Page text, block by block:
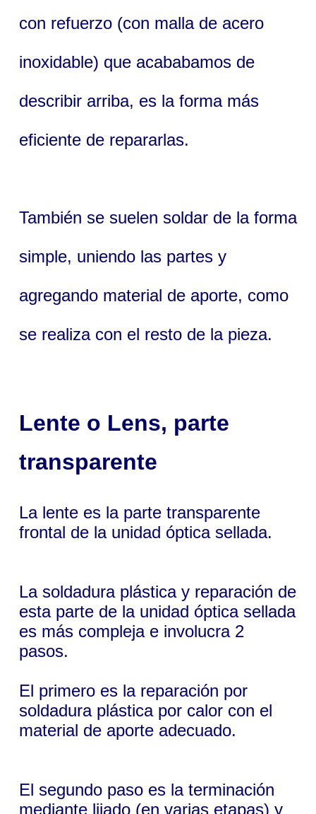
con refuerzo (con malla de acero
inoxidable) que acababamos de
describir arriba, es la forma más
eficiente de repararlas.
También se suelen soldar de la forma
simple, uniendo las partes y
agregando material de aporte, como
se realiza con el resto de la pieza.
Lente o Lens, parte
transparente
La lente es la parte transparente
frontal de la unidad óptica sellada.
La soldadura plástica y reparación de
esta parte de la unidad óptica sellada
es más compleja e involucra 2
pasos.
El primero es la reparación por
soldadura plástica por calor con el
material de aporte adecuado.
El segundo paso es la terminación
mediante lijado (en varias etapas) y